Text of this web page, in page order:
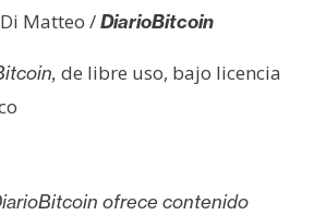
Matteo /DiarioBitcoin
de libre uso, bajo licencia
ofrece contenido